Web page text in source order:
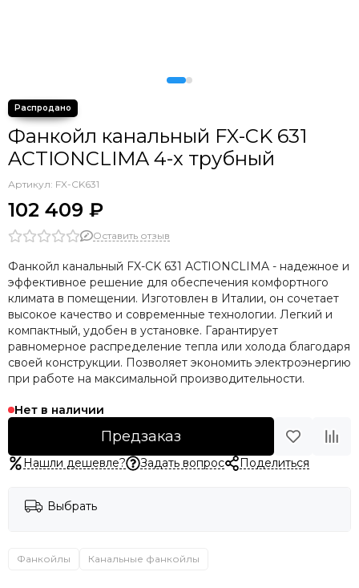
Фанкойл канальный FX-CK 631
ACTIONCLIMA 4-х трубный
Артикул: FX-CK631
102 409 ₽
Оставить отзыв
Фанкойл канальный FX-CK 631 ACTIONCLIMA - надежное и
эффективное решение для обеспечения комфортного
климата в помещении. Изготовлен в Италии, он сочетает
высокое качество и современные технологии. Легкий и
компактный, удобен в установке. Гарантирует
равномерное распределение тепла или холода благодаря
своей конструкции. Позволяет экономить электроэнергию
при работе на максимальной производительности.
Нет в наличии
Предзаказ
Нашли дешевле? Задать вопрос Поделиться
Выбрать
Фанкойлы Канальные фанкойлы